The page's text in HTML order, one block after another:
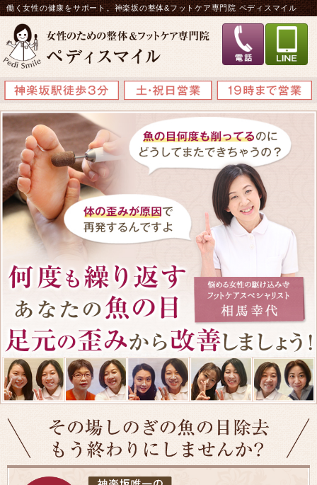
働く女性の健康をサポート。神楽坂の整体&フットケア専門院 ペディスマイル